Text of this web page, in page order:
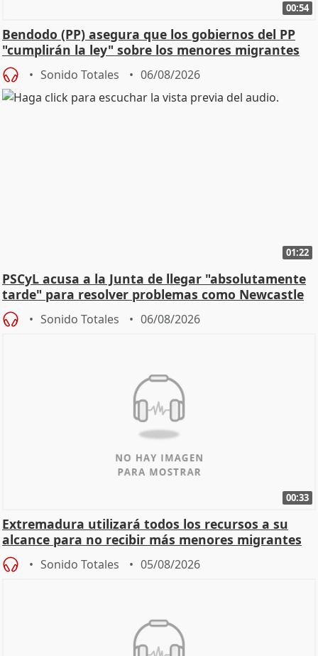
00:54
Bendodo (PP) asegura que los gobiernos del PP
"cumplirán la ley" sobre los menores migrantes
Sonido Totales 06/08/2026
01:22
PSCyL acusa a la Junta de llegar "absolutamente
tarde" para resolver problemas como Newcastle
Sonido Totales 06/08/2026
00:33
Extremadura utilizará todos los recursos a su
alcance para no recibir más menores migrantes
Sonido Totales 05/08/2026